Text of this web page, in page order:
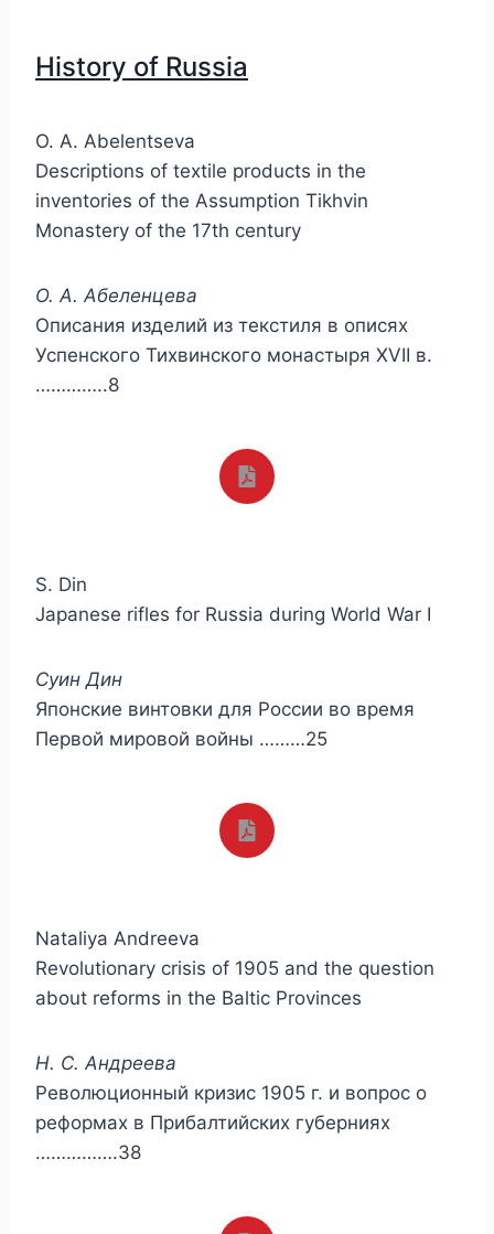
History of Russia
O. A. Abelentseva
Descriptions of textile products in the
inventories of the Assumption Tikhvin
Monastery of the 17th century
О. А. Абеленцева
Описания изделий из текстиля в описях
Успенского Тихвинского монастыря XVII в.
…………..8
S. Din
Japanese rifles for Russia during World War I
Суин Дин
Японские винтовки для России во время
Первой мировой войны ………25
Nataliya Andreeva
Revolutionary crisis of 1905 and the question
about reforms in the Baltic Provinces
Н. С. Андреева
Революционный кризис 1905 г. и вопрос о
реформах в Прибалтийских губерниях
…………….38